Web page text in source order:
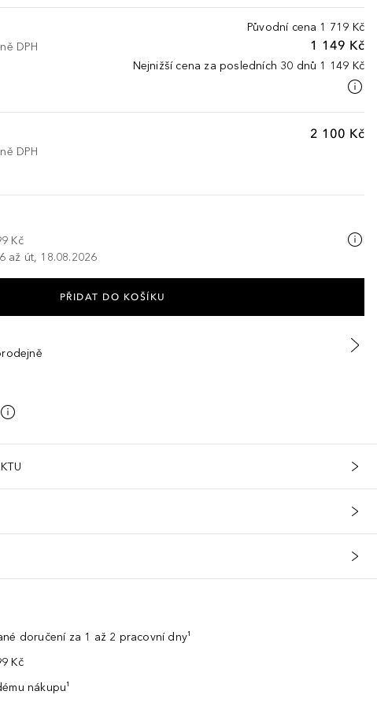
Původní cena 1 719 Kč
1 149 Kč
Nejnižší cena za posledních 30 dnů 1 149 Kč
DPH
2 100 Kč
DPH
Kč
až út, 18.08.2026
PŘIDAT DO KOŠÍKU
doručení za 1 až 2 pracovní dny¹
Kč
nákupu¹